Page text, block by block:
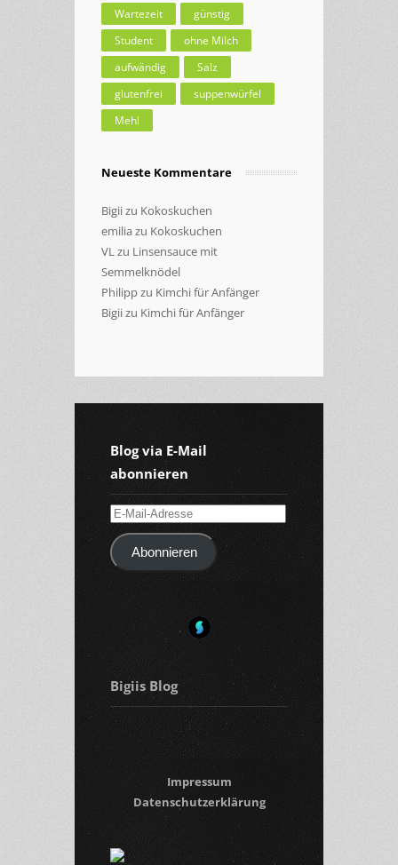
Wartezeit
günstig
Student
ohne Milch
aufwändig
Salz
glutenfrei
suppenwürfel
Mehl
Neueste Kommentare
Bigiizu Kokoskuchen
emilia zu Kokoskuchen
VLzu Linsensauce mit
Semmelknödel
Philippzu Kimchi für Anfänger
Bigiizu Kimchi für Anfänger
Blog via E-Mail
abonnieren
E-
Mail-
AdresseAbonnieren
Bigiis Blog
Impressum
Datenschutzerklärung